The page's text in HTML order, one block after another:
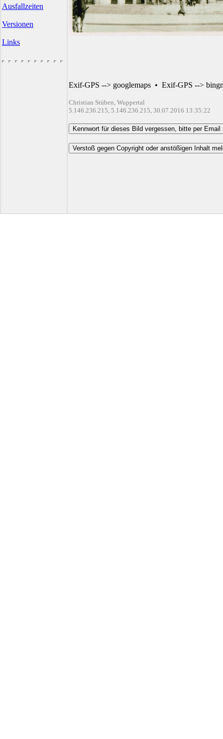
Ausfallzeiten
Versionen
Links
Exif-GPS --> googlemaps • Exif-GPS -->
Christian Stüben, Wuppertal
5.146.236.215, 5.146.236.215, 30.07.2016 13:35:22